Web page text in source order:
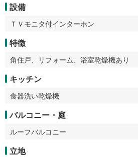
設備
ＴＶモニタ付インターホン
特徴
角住戸、リフォーム、浴室乾燥機あり
キッチン
食器洗い乾燥機
バルコニー・庭
ルーフバルコニー
立地